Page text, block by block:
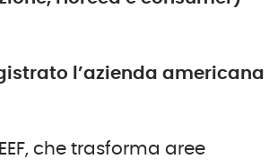
l’azienda americana
che trasforma aree